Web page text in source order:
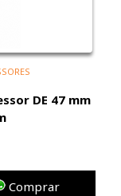
DE 47 mm
Comprar